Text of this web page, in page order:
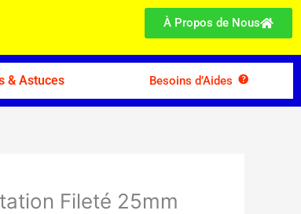
À Propos de Nous
& Astuces Besoins d’Aides
Fileté 25mm